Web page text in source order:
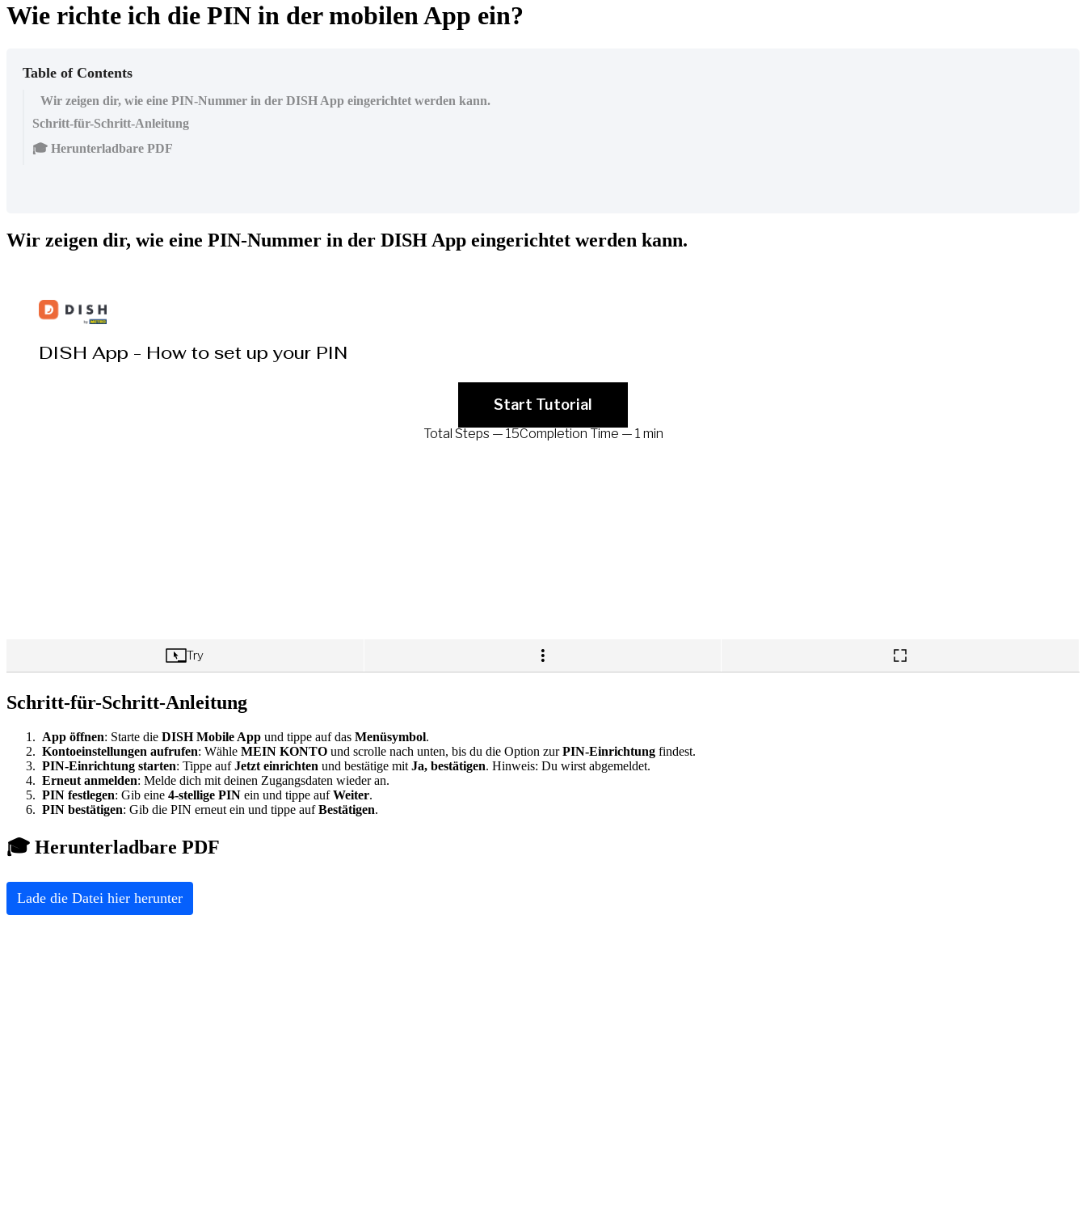
Wie richte ich die PIN in der mobilen App ein?
Table of Contents
Wir zeigen dir, wie eine PIN-Nummer in der DISH App eingerichtet werden kann.
Schritt-für-Schritt-Anleitung
🎓 Herunterladbare PDF
Wir zeigen dir, wie eine PIN-Nummer in der DISH App eingerichtet werden kann.
Schritt-für-Schritt-Anleitung
App öffnen: Starte die DISH Mobile App und tippe auf das Menüsymbol.
Kontoeinstellungen aufrufen: Wähle MEIN KONTO und scrolle nach unten, bis du die Option zurPIN-Einrichtung findest.
PIN-Einrichtung starten: Tippe aufJetzt einrichten und bestätige mit Ja, bestätigen. Hinweis: Du wirst abgemeldet.
Erneut anmelden: Melde dich mit deinen Zugangsdaten wieder an.
PIN festlegen: Gib eine 4-stellige PIN ein und tippe aufWeiter.
PIN bestätigen: Gib die PIN erneut ein und tippe aufBestätigen.
🎓 Herunterladbare PDF
Lade die Datei hier herunter